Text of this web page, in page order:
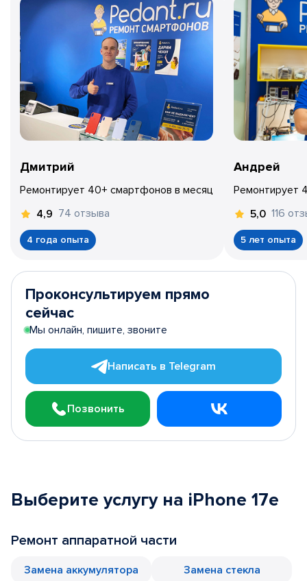
Дмитрий
Ремонтирует 40+ смартфонов в месяц
4,9 74 отзыва
4 года опыта
Андрей
Ремонтирует
5,0 116
5 лет опыта
Проконсультируем прямо
сейчас
Мы онлайн, пишите, звоните
Написать в Telegram
Позвонить
Выберите услугу на iPhone 17e
Ремонт аппаратной части
Замена аккумулятора
Замена стекла